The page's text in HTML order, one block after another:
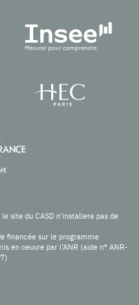
site du CASD n'installera pas de
financée sur le programme
en oeuvre par l’ANR (aide n° ANR-